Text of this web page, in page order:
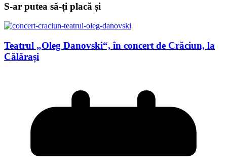
S-ar putea să-ți placă și
Teatrul „Oleg Danovski“, în concert de Crăciun, la
Călărași